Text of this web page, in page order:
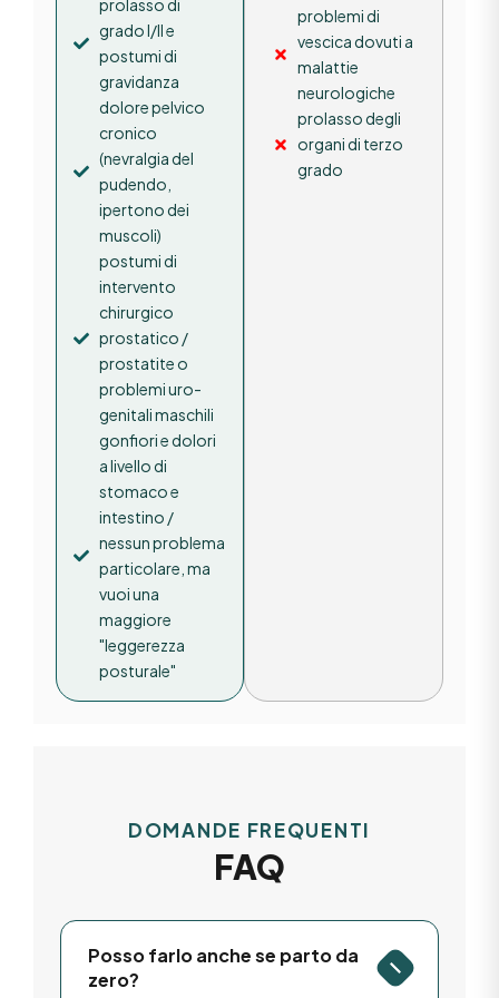
prolasso di
grado I/II e
postumi di
gravidanza
dolore pelvico
cronico
(nevralgia del
pudendo,
ipertono dei
muscoli)
postumi di
intervento
chirurgico
prostatico /
prostatite o
problemi uro-
genitali maschili
gonfiori e dolori
a livello di
stomaco e
intestino /
nessun problema
particolare, ma
vuoi una
maggiore
"leggerezza
posturale"
problemi di
vescica dovuti a
malattie
neurologiche
prolasso degli
organi di terzo
grado
DOMANDE FREQUENTI
FAQ
Posso farlo anche se parto da
zero?